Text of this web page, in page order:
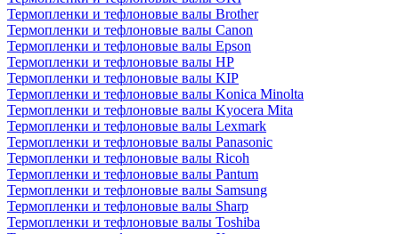
Термопленки и тефлоновые валы Brother
Термопленки и тефлоновые валы Canon
Термопленки и тефлоновые валы Epson
Термопленки и тефлоновые валы HP
Термопленки и тефлоновые валы KIP
Термопленки и тефлоновые валы Konica Minolta
Термопленки и тефлоновые валы Kyocera Mita
Термопленки и тефлоновые валы Lexmark
Термопленки и тефлоновые валы Panasonic
Термопленки и тефлоновые валы Ricoh
Термопленки и тефлоновые валы Pantum
Термопленки и тефлоновые валы Samsung
Термопленки и тефлоновые валы Sharp
Термопленки и тефлоновые валы Toshiba